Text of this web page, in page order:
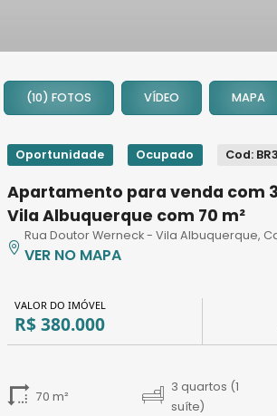
2
3
7
8
9
(10) FOTOS VÍDEO MAPA
Oportunidade Ocupado Cod:
Apartamento para venda com
Vila Albuquerque com 70 m²
Rua Doutor Werneck - Vila Albuquerque,
VER NO MAPA
VALOR DO IMÓVEL
R$ 380.000
70 m²
3 quartos (1
suíte)